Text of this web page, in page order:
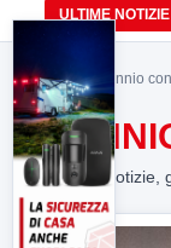
ULTIME NOTIZIE
Home> sannio
Tutte le notizie,